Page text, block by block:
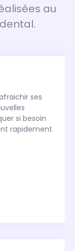
au
ses
si besoin
rapidement